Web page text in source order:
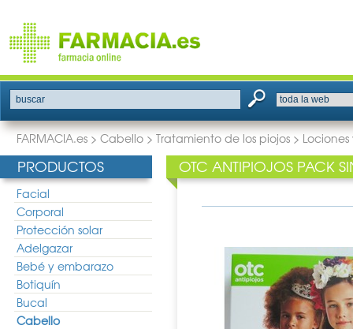
buscar
FARMACIA.es > Cabello > Tratamiento de los piojos >
PRODUCTOS
Facial
Corporal
Protección solar
Adelgazar
Bebé y embarazo
Botiquín
Bucal
Cabello
OTC ANTIPIOJOS PACK